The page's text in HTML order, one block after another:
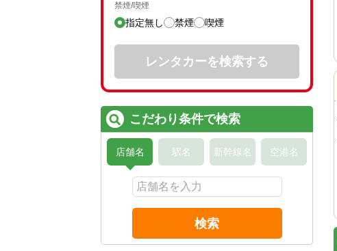
禁煙/喫煙
指定無し 禁煙 喫煙
レンタカーを検索する
こだわり条件で検索
店舗名 駅名 新幹線名 空港名
検索